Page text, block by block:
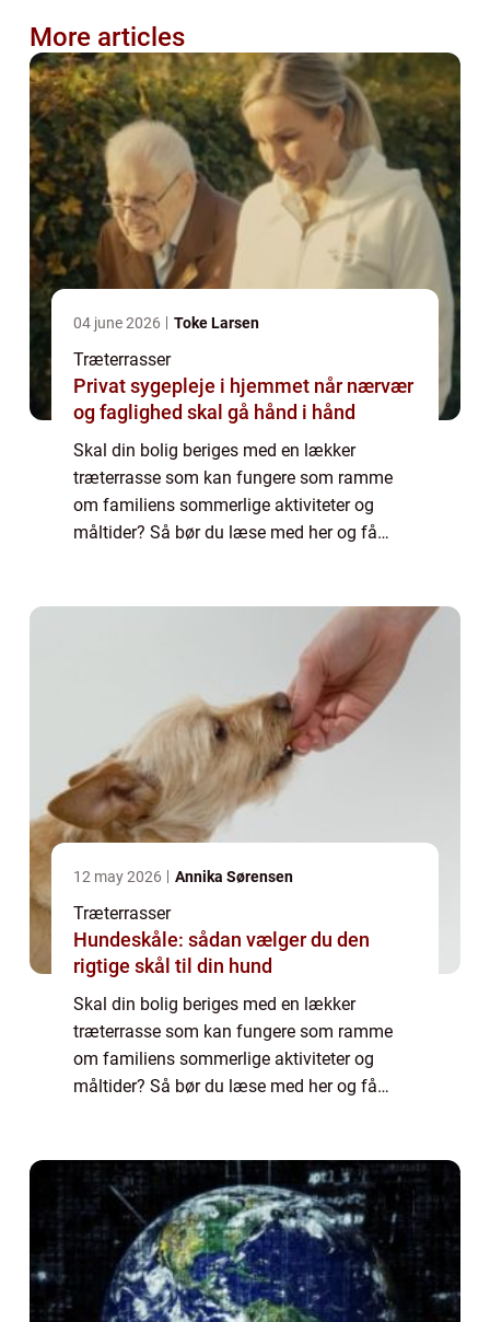
More articles
04 june 2026 Toke Larsen
Træterrasser
Privat sygepleje i hjemmet når nærvær
og faglighed skal gå hånd i hånd
Skal din bolig beriges med en lækker
træterrasse som kan fungere som ramme
om familiens sommerlige aktiviteter og
måltider? Så bør du læse med her og få
12 may 2026 Annika Sørensen
Træterrasser
Hundeskåle: sådan vælger du den
rigtige skål til din hund
Skal din bolig beriges med en lækker
træterrasse som kan fungere som ramme
om familiens sommerlige aktiviteter og
måltider? Så bør du læse med her og få